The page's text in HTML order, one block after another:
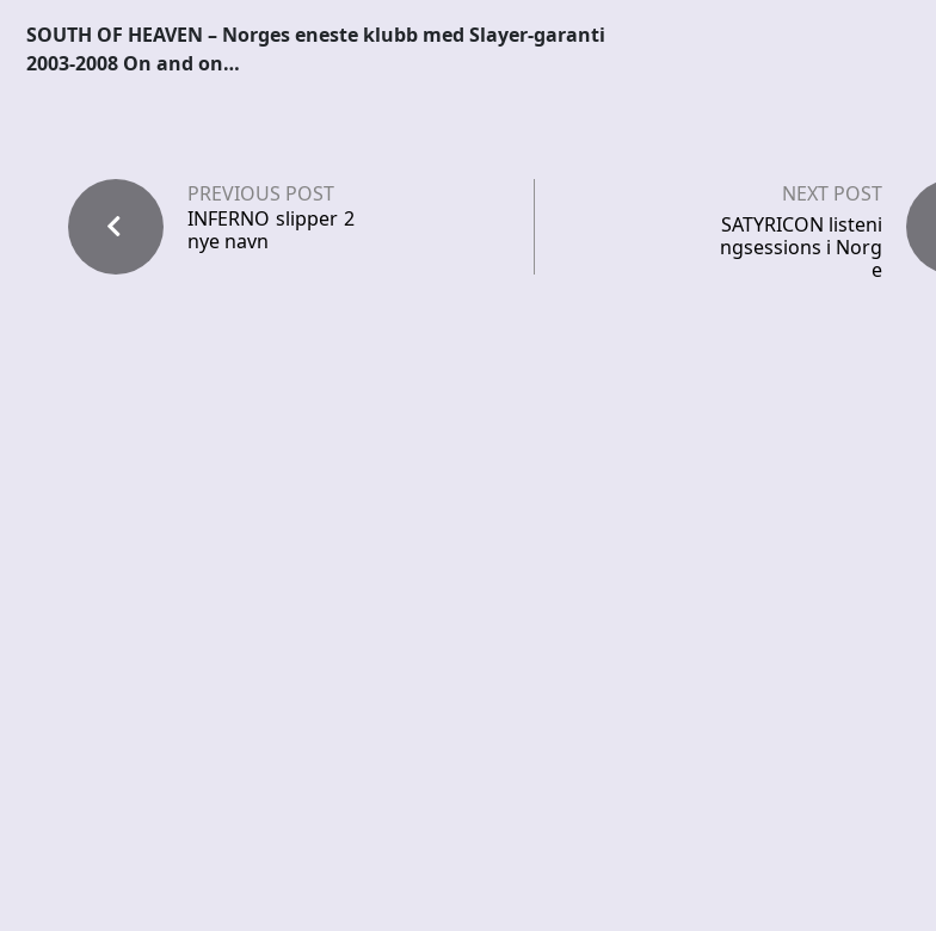
SOUTH OF HEAVEN – Norges eneste klubb med Slayer-garanti
2003-2008 On and on…
PREVIOUS POST
INFERNO slipper 2
nye navn
NEXT POST
SATYRICON listeni
ngsessions i Norg
e